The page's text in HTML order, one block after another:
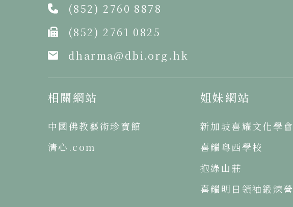
(852) 2760 8878
(852) 2761 0825
dharma@dbi.org.hk
相關網站
中國佛教藝術珍寶館
清心.com
姐妹網站
新加坡喜耀文化學會
喜耀粵西學校
抱綠山莊
喜耀明日領袖鍛煉營